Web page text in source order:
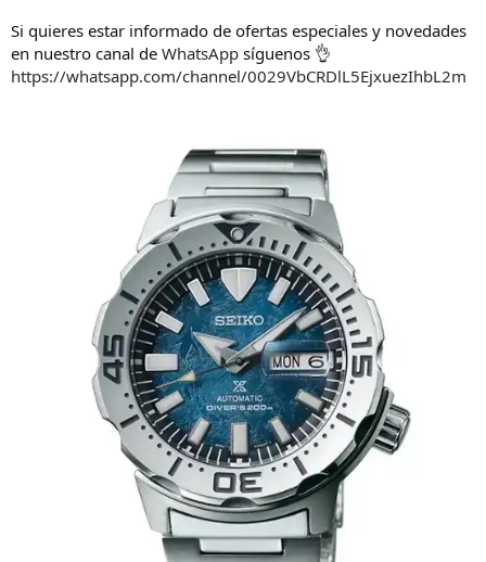
Si quieres estar informado de ofertas especiales y novedades
en nuestro canal de WhatsApp síguenos 👌
https://whatsapp.com/channel/0029VbCRDlL5EjxuezIhbL2m